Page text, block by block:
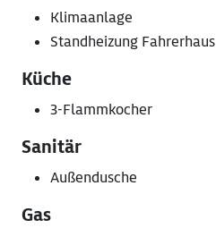
Klimaanlage
Standheizung Fahrerhaus
Küche
3-Flammkocher
Sanitär
Außendusche
Gas